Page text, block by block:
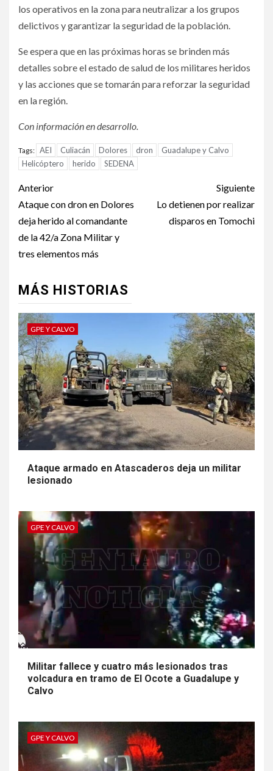
los operativos en la zona para neutralizar a los grupos
delictivos y garantizar la seguridad de la población.
Se espera que en las próximas horas se brinden más
detalles sobre el estado de salud de los militares heridos
y las acciones que se tomarán para reforzar la seguridad
en la región.
Con información en desarrollo.
Tags: AEI Culiacán Dolores dron
Guadalupe y Calvo
Helicóptero
herido SEDENA
Post
navigation
Anterior
Ataque con dron en Dolores
deja herido al comandante
de la 42/a Zona Militar y
tres elementos más
Siguiente
Lo detienen por realizar
disparos en Tomochi
MÁS HISTORIAS
GPE Y CALVO
Ataque armado en Atascaderos deja un militar
lesionado
GPE Y CALVO
Militar fallece y cuatro más lesionados tras
volcadura en tramo de El Ocote a Guadalupe y
Calvo
GPE Y CALVO